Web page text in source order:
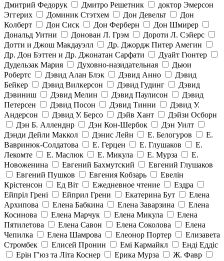
Дмитрий Федорук
Дмитро Решетник
доктор Эмерсон
Эггерих
Доминик Стэтхем Дон Девельт
Дон
Колберт
Дон Сиск Дон Ферберн
Дон Шмирер
Дональд Уитни
Донован Л. Грэм
Дороти Л. Сэйерс
Дотти и Джош Макдауэлл
Др. Джордж Питер Амегин
Др. Дон Бэттен и Др. Джонатан Сарфати
Дуайт Гюнтер
Дудельзак Мария
Духовно-назидательная
Дьюи
Робертс
Дэвид Алан Блэк Дэвид Анно
Дэвид
Бейкер
Дэвид Вилкерсон Дэвид Гудинг
Дэвид
Дэвиниш
Дэвид Мелин Дэвид Паулисон
Дэвид
Петерсен
Дэвид Посон Дэвид Тинни
Дэвид У.
Андерсон
Дэвид У. Берсо Дэйв Хант
Дэйзи Осборн
Дэн Б. Алленднр
Дэн Кон-Шербок
Дэн Уилт
Дэнди Дейли Маккол
Дэнис Лейн Е. Белогуров
Е.
Вавринюк-Солдатова
Е. Герцен Е. Глушаков
Е.
Лекомте
Е. Маслюк Е. Микула Е. Мурза
Е.
Новоженина
Евгений Бахмутский
Евгений Глушаков
Евгений Пушков
Евгения Кобзарь
Евелін
Крістенсон
Ед Віт Ежедневное чтение
Ездра
Ейпріл Грені
Ейприл Грени Екатерина Бут
Елена
Архипова
Елена Бабкина Елена Заварзина
Елена
Косинова
Елена Марчук Елена Микула
Елена
Пятилетова
Елена Савон Елена Соколова
Елена
Чепилка
Елена Шамрова Елеонор Портер
Елизавета
Стромбек
Елисей Пронин Емі Кармайкл
Ендi Еддiс
Ерін Г'юз та Літа Коснер
Ерика Мурза
Ж. Фавр